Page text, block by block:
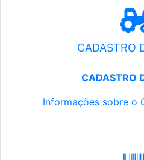
CADASTRO
CADASTRO
Informações sobre o